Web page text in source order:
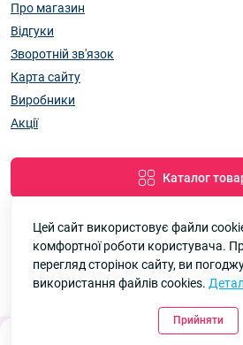
Про магазин
Відгуки
Зворотній зв'язок
Карта сайту
Виробники
Акції
Каталог
7км Одеса — Одяг і
Рейтинг
Цей сайт використовує файли
комфортної роботи користувача.
перегляд сторінок сайту, ви
використання файлів cookies.
Прийняти